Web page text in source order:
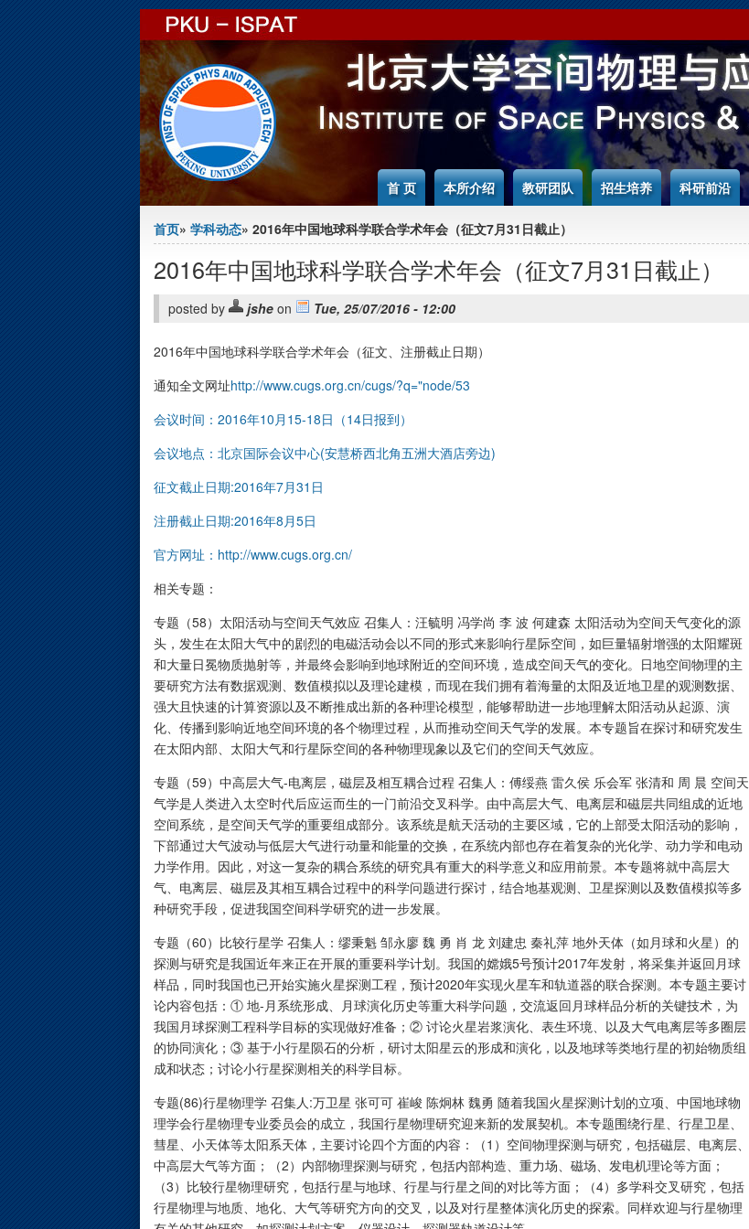
首 页 本所介绍 教研团队 招生培养 科研前沿
You are here
首页» 学科动态» 2016年中国地球科学联合学术年会（征文7月31日截止）
2016年中国地球科学联合学术年会（征文7月31日截止）
posted by jshe on Tue, 25/07/2016 - 12:00
2016年中国地球科学联合学术年会（征文、注册截止日期）
通知全文网址http://www.cugs.org.cn/cugs/?q="node/53
会议时间：2016年10月15-18日（14日报到）
会议地点：北京国际会议中心(安慧桥西北角五洲大酒店旁边)
征文截止日期:2016年7月31日
注册截止日期:2016年8月5日
官方网址： http://www.cugs.org.cn/
相关专题：
专题（58）太阳活动与空间天气效应 召集人：汪毓明 冯学尚 李 波 何建森 太阳活动为空间天气变化的源
头，发生在太阳大气中的剧烈的电磁活动会以不同的形式来影响行星际空间，如巨量辐射增强的太阳耀斑
和大量日冕物质抛射等，并最终会影响到地球附近的空间环境，造成空间天气的变化。日地空间物理的主
要研究方法有数据观测、数值模拟以及理论建模，而现在我们拥有着海量的太阳及近地卫星的观测数据、
强大且快速的计算资源以及不断推成出新的各种理论模型，能够帮助进一步地理解太阳活动从起源、演
化、传播到影响近地空间环境的各个物理过程，从而推动空间天气学的发展。本专题旨在探讨和研究发生
在太阳内部、太阳大气和行星际空间的各种物理现象以及它们的空间天气效应。
专题（59）中高层大气-电离层，磁层及相互耦合过程 召集人：傅绥燕 雷久侯 乐会军 张清和 周 晨 空间天
气学是人类进入太空时代后应运而生的一门前沿交叉科学。由中高层大气、电离层和磁层共同组成的近地
空间系统，是空间天气学的重要组成部分。该系统是航天活动的主要区域，它的上部受太阳活动的影响，
下部通过大气波动与低层大气进行动量和能量的交换，在系统内部也存在着复杂的光化学、动力学和电动
力学作用。因此，对这一复杂的耦合系统的研究具有重大的科学意义和应用前景。本专题将就中高层大
气、电离层、磁层及其相互耦合过程中的科学问题进行探讨，结合地基观测、卫星探测以及数值模拟等多
种研究手段，促进我国空间科学研究的进一步发展。
专题（60）比较行星学 召集人：缪秉魁 邹永廖 魏 勇 肖 龙 刘建忠 秦礼萍 地外天体（如月球和火星）的
探测与研究是我国近年来正在开展的重要科学计划。我国的嫦娥5号预计2017年发射，将采集并返回月球
样品，同时我国也已开始实施火星探测工程，预计2020年实现火星车和轨道器的联合探测。本专题主要讨
论内容包括：① 地-月系统形成、月球演化历史等重大科学问题，交流返回月球样品分析的关键技术，为
我国月球探测工程科学目标的实现做好准备；② 讨论火星岩浆演化、表生环境、以及大气电离层等多圈层
的协同演化；③ 基于小行星陨石的分析，研讨太阳星云的形成和演化，以及地球等类地行星的初始物质组
成和状态；讨论小行星探测相关的科学目标。
专题(86)行星物理学 召集人:万卫星 张可可 崔峻 陈炯林 魏勇 随着我国火星探测计划的立项、中国地球物
理学会行星物理专业委员会的成立，我国行星物理研究迎来新的发展契机。本专题围绕行星、行星卫星、
彗星、小天体等太阳系天体，主要讨论四个方面的内容：（1）空间物理探测与研究，包括磁层、电离层、
中高层大气等方面；（2）内部物理探测与研究，包括内部构造、重力场、磁场、发电机理论等方面；
（3）比较行星物理研究，包括行星与地球、行星与行星之间的对比等方面；（4）多学科交叉研究，包括
行星物理与地质、地化、大气等研究方向的交叉，以及对行星整体演化历史的探索。同样欢迎与行星物理